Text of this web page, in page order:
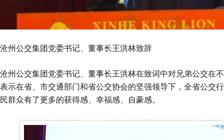
沧州公交集团党委书记、董事长王洪林致辞
沧州公交集团党委书记、董事长王洪林在致词中对兄弟公交在
表示在省、市交通部门和省公交协会的坚强领导下，全省公交
民群众有了更多的获得感、幸福感、自豪感。